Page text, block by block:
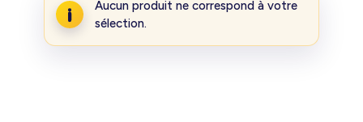
Aucun produit ne correspond à votre
sélection.